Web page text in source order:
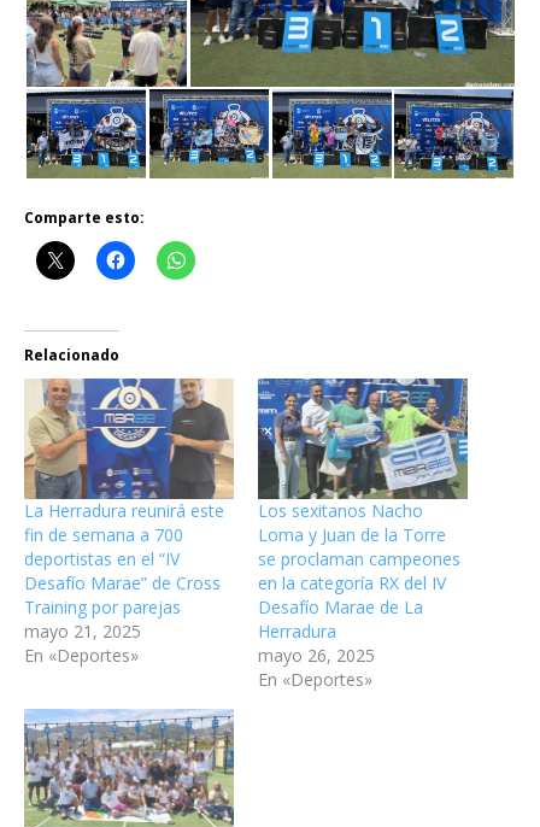
Comparte esto:
Relacionado
La Herradura reunirá este
fin de semana a 700
deportistas en el “IV
Desafío Marae” de Cross
Training por parejas
mayo 21, 2025
En «Deportes»
Los sexitanos Nacho
Loma y Juan de la Torre
se proclaman campeones
en la categoría RX del IV
Desafío Marae de La
Herradura
mayo 26, 2025
En «Deportes»